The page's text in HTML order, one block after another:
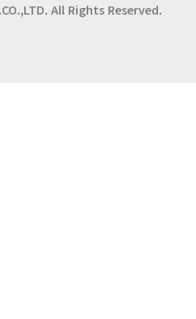
All Rights Reserved.